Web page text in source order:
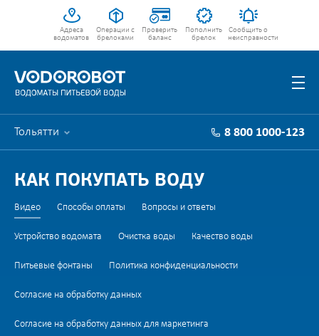
Адреса
водоматов
Операции с
брелоками
Проверить
баланс
Пополнить
брелок
Сообщить о
неисправности
Тольятти 8 800 1000-123
КАК ПОКУПАТЬ ВОДУ
Видео Способы оплаты Вопросы и ответы
Устройство водомата Очистка воды Качество воды
Питьевые фонтаны Политика конфиденциальности
Согласие на обработку данных
Согласие на обработку данных для маркетинга